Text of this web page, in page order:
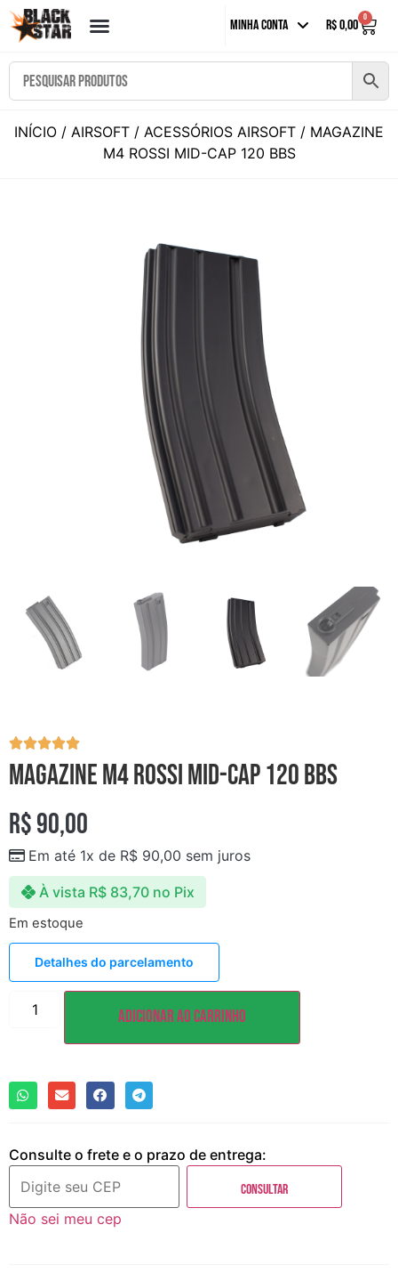
Minha Conta R$0,00
0
INÍCIO / AIRSOFT / ACESSÓRIOS AIRSOFT / MAGAZINE
M4 ROSSI MID-CAP 120 BBS
MAGAZINE M4 ROSSI MID-CAP 120 BBS
R$90,00
Em até 1x de R$ 90,00 sem juros
À vista R$83,70 no Pix
Em estoque
Detalhes do parcelamento
Adicionar ao carrinho
Consulte o frete e o prazo de entrega:
Consultar
Não sei meu cep